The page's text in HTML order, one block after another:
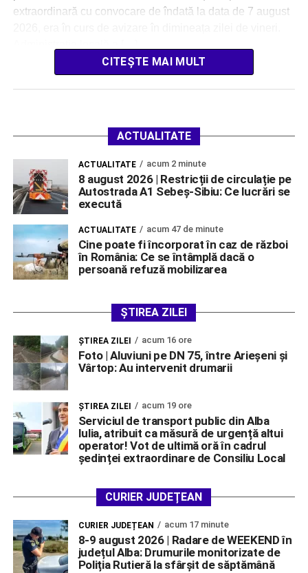
extraordinară cu convocare de îndată la data de 7 august
CITEȘTE MAI MULT
ACTUALITATE
ACTUALITATE acum 2 minute
8 august 2026 | Restricții de circulație pe
Autostrada A1 Sebeș-Sibiu: Ce lucrări se
execută
ACTUALITATE acum 47 de minute
Cine poate fi încorporat în caz de război
în România: Ce se întâmplă dacă o
persoană refuză mobilizarea
ȘTIREA ZILEI
ŞTIREA ZILEI acum 16 ore
Foto | Aluviuni pe DN 75, între Arieșeni și
Vârtop: Au intervenit drumarii
ŞTIREA ZILEI acum 19 ore
Serviciul de transport public din Alba
Iulia, atribuit ca măsură de urgență altui
operator! Vot de ultimă oră în cadrul
ședinței extraordinare de Consiliu Local
CURIER JUDEȚEAN
CURIER JUDEȚEAN acum 17 minute
8-9 august 2026 | Radare de WEEKEND în
județul Alba: Drumurile monitorizate de
Poliția Rutieră la sfârșit de săptămână